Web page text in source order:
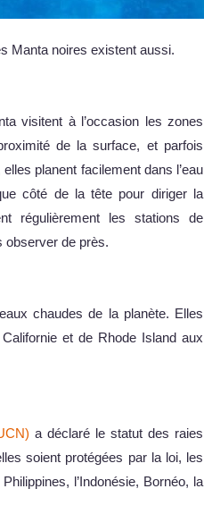
Manta noires existent aussi.
visitent à l’occasion les zones
de la surface, et parfois
planent facilement dans l’eau
côté de la tête pour diriger la
régulièrement les stations de
observer de près.
chaudes de la planète. Elles
et de Rhode Island aux
a déclaré le statut des raies
soient protégées par la loi, les
l’Indonésie, Bornéo, la